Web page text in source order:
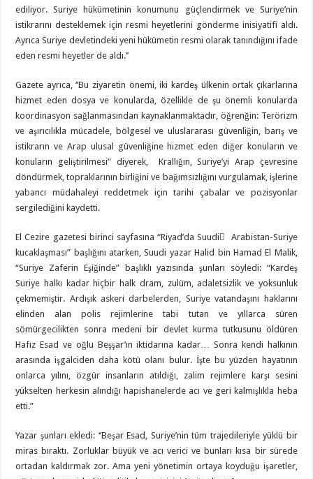
ediliyor. Suriye hükümetinin konumunu güçlendirmek ve Suriye’nin
istikrarını desteklemek için resmi heyetlerini gönderme inisiyatifi aldı.
Ayrıca Suriye devletindeki yeni hükümetin resmi olarak tanındığını ifade
eden resmi heyetler de aldı.’’
Gazete ayrıca, ‘’Bu ziyaretin önemi, iki kardeş ülkenin ortak çıkarlarına
hizmet eden dosya ve konularda, özellikle de şu önemli konularda
koordinasyon sağlanmasından kaynaklanmaktadır, öğrenğin: Terörizm
ve aşırıcılıkla mücadele, bölgesel ve uluslararası güvenliğin, barış ve
istikrarın ve Arap ulusal güvenliğine hizmet eden diğer konuların ve
konuların geliştirilmesi” diyerek, Krallığın, Suriye’yi Arap çevresine
döndürmek, topraklarının birliğini ve bağımsızlığını vurgulamak, işlerine
yabancı müdahaleyi reddetmek için tarihi çabalar ve pozisyonlar
sergilediğini kaydetti.
El Cezire gazetesi birinci sayfasına “Riyad’da Suudi ِ Arabistan-Suriye
kucaklaşması” başlığını atarken, Suudi yazar Halid bin Hamad El Malik,
“Suriye Zaferin Eşiğinde” başlıklı yazısında şunları söyledi: “Kardeş
Suriye halkı kadar hiçbir halk dram, zulüm, adaletsizlik ve yoksunluk
çekmemiştir. Ardışık askeri darbelerden, Suriye vatandaşını haklarını
elinden alan polis rejimlerine tabi tutan ve yıllarca süren
sömürgecilikten sonra medeni bir devlet kurma tutkusunu öldüren
Hafız Esad ve oğlu Beşşar’ın iktidarına kadar… Sonra kendi halkının
arasında işgalciden daha kötü olanı bulur. İşte bu yüzden hayatının
onlarca yılını, özgür insanların atıldığı, zalim rejimlere karşı sesini
yükselten herkesin alındığı hapishanelerde acı ve geri kalmışlıkla heba
etti.”
Yazar şunları ekledi: ‘’Beşar Esad, Suriye’nin tüm trajedileriyle yüklü bir
miras bıraktı. Zorluklar büyük ve acı verici ve bunları kısa bir sürede
ortadan kaldırmak zor. Ama yeni yönetimin ortaya koyduğu işaretler,